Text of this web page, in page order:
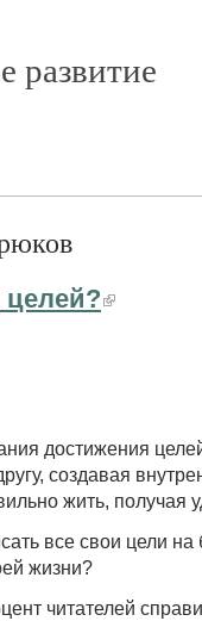
развитие
достижения
создавая
жить, получая
все свои цели
жизни?
читателей